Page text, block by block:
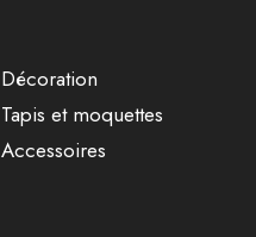
Décoration
Tapis et moquettes
Accessoires